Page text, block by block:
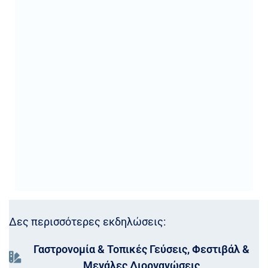
Δες περισσότερες εκδηλώσεις:
Γαστρονομία & Τοπικές Γεύσεις,Φεστιβάλ &
Μεγάλες Διοργανώσεις